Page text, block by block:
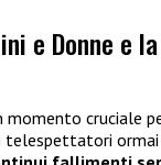
e Donne e
cruciale
telespettatori